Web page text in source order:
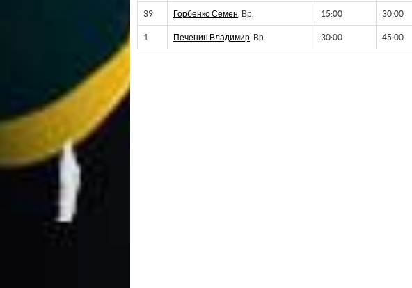
39 Горбенко Семен , Вр. 15:00 30:00
1 Печенин Владимир , Вр. 30:00 45:00